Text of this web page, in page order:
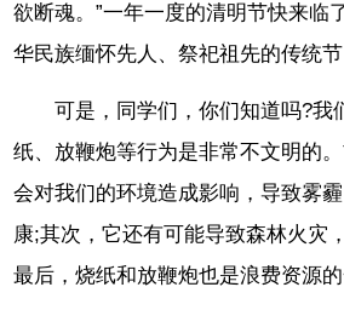
欲断魂。”一年一度的清明节快来临
华民族缅怀先人、祭祀祖先的传统节
可是，同学们，你们知道吗?我
纸、放鞭炮等行为是非常不文明的
会对我们的环境造成影响，导致雾
康;其次，它还有可能导致森林火灾
最后，烧纸和放鞭炮也是浪费资源的